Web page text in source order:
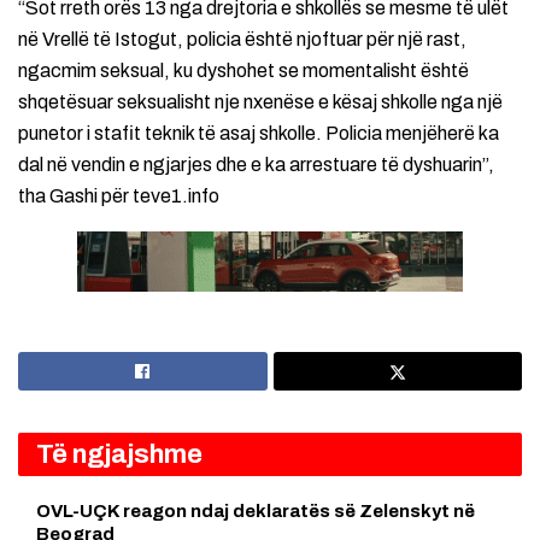
“Sot rreth orës 13 nga drejtoria e shkollës se mesme të ulët
në Vrellë të Istogut, policia është njoftuar për një rast,
ngacmim seksual, ku dyshohet se momentalisht është
shqetësuar seksualisht nje nxenëse e kësaj shkolle nga një
punetor i stafit teknik të asaj shkolle. Policia menjëherë ka
dal në vendin e ngjarjes dhe e ka arrestuare të dyshuarin”,
tha Gashi për teve1.info
Të ngjajshme
OVL-UÇK reagon ndaj deklaratës së Zelenskyt në
Beograd